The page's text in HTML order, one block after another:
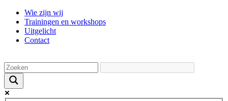
naar
inhoud
Wie zijn wij
Trainingen en workshops
Uitgelicht
Contact